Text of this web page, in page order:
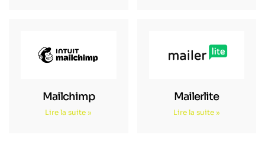
Mailchimp
Lire la suite »
Mailerlite
Lire la suite »